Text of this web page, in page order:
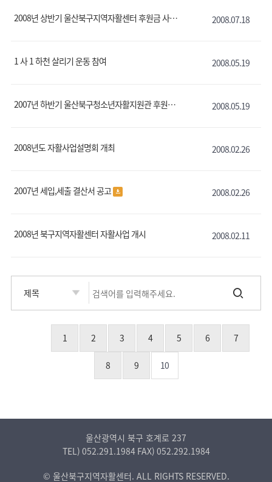
2008년 상반기 울산북구지역자활센터 후원금 사용결과보고서 2008.07.18
1 사 1 하천 살리기 운동 참여 2008.05.19
2007년 하반기 울산북구청소년자활지원관 후원금보고 2008.05.19
2008년도 자활사업설명회 개최 2008.02.26
2007년 세입,세출 결산서 공고 2008.02.26
2008년 북구지역자활센터 자활사업 개시 2008.02.11
1 2 3 4 5 6 7
8 9 10
울산광역시 북구 호계로 237
TEL) 052.291.1984 FAX) 052.292.1984
© 울산북구지역자활센터. ALL RIGHTS RESERVED.